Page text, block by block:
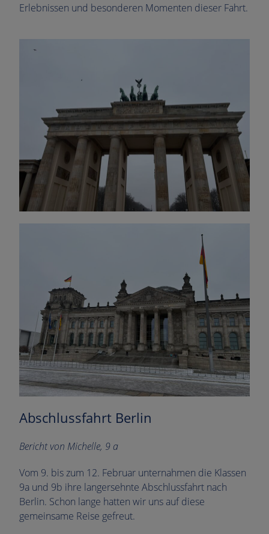
Erlebnissen und besonderen Momenten dieser Fahrt.
Abschlussfahrt Berlin
Bericht von Michelle, 9 a
Vom 9. bis zum 12. Februar unternahmen die Klassen
9a und 9b ihre langersehnte Abschlussfahrt nach
Berlin. Schon lange hatten wir uns auf diese
gemeinsame Reise gefreut.